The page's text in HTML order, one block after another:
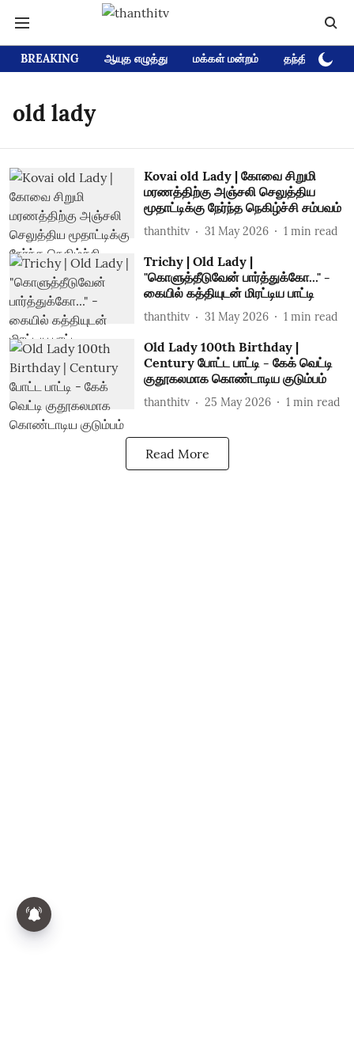
BREAKING ஆயுத எழுத்து மக்கள் மன்றம் தந்தி டிவி
old lady
Kovai old Lady | கோவை சிறுமி
மரணத்திற்கு அஞ்சலி செலுத்திய
மூதாட்டிக்கு நேர்ந்த நெகிழ்ச்சி சம்பவம்
thanthitv 31 May 2026 1 min read
Trichy | Old Lady |
"கொளுத்தீடுவேன் பார்த்துக்கோ..." -
கையில் கத்தியுடன் மிரட்டிய பாட்டி
thanthitv 31 May 2026 1 min read
Old Lady 100th Birthday |
Century போட்ட பாட்டி - கேக் வெட்டி
குதூகலமாக கொண்டாடிய குடும்பம்
thanthitv 25 May 2026 1 min read
Read More